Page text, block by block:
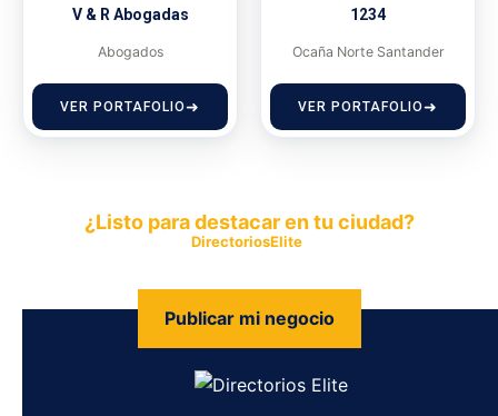
V & R Abogadas
Abogados
VER PORTAFOLIO
1234
Ocaña Norte Santander
VER PORTAFOLIO
¿Listo para destacar en tu ciudad?
DirectoriosElite
Publicar mi negocio